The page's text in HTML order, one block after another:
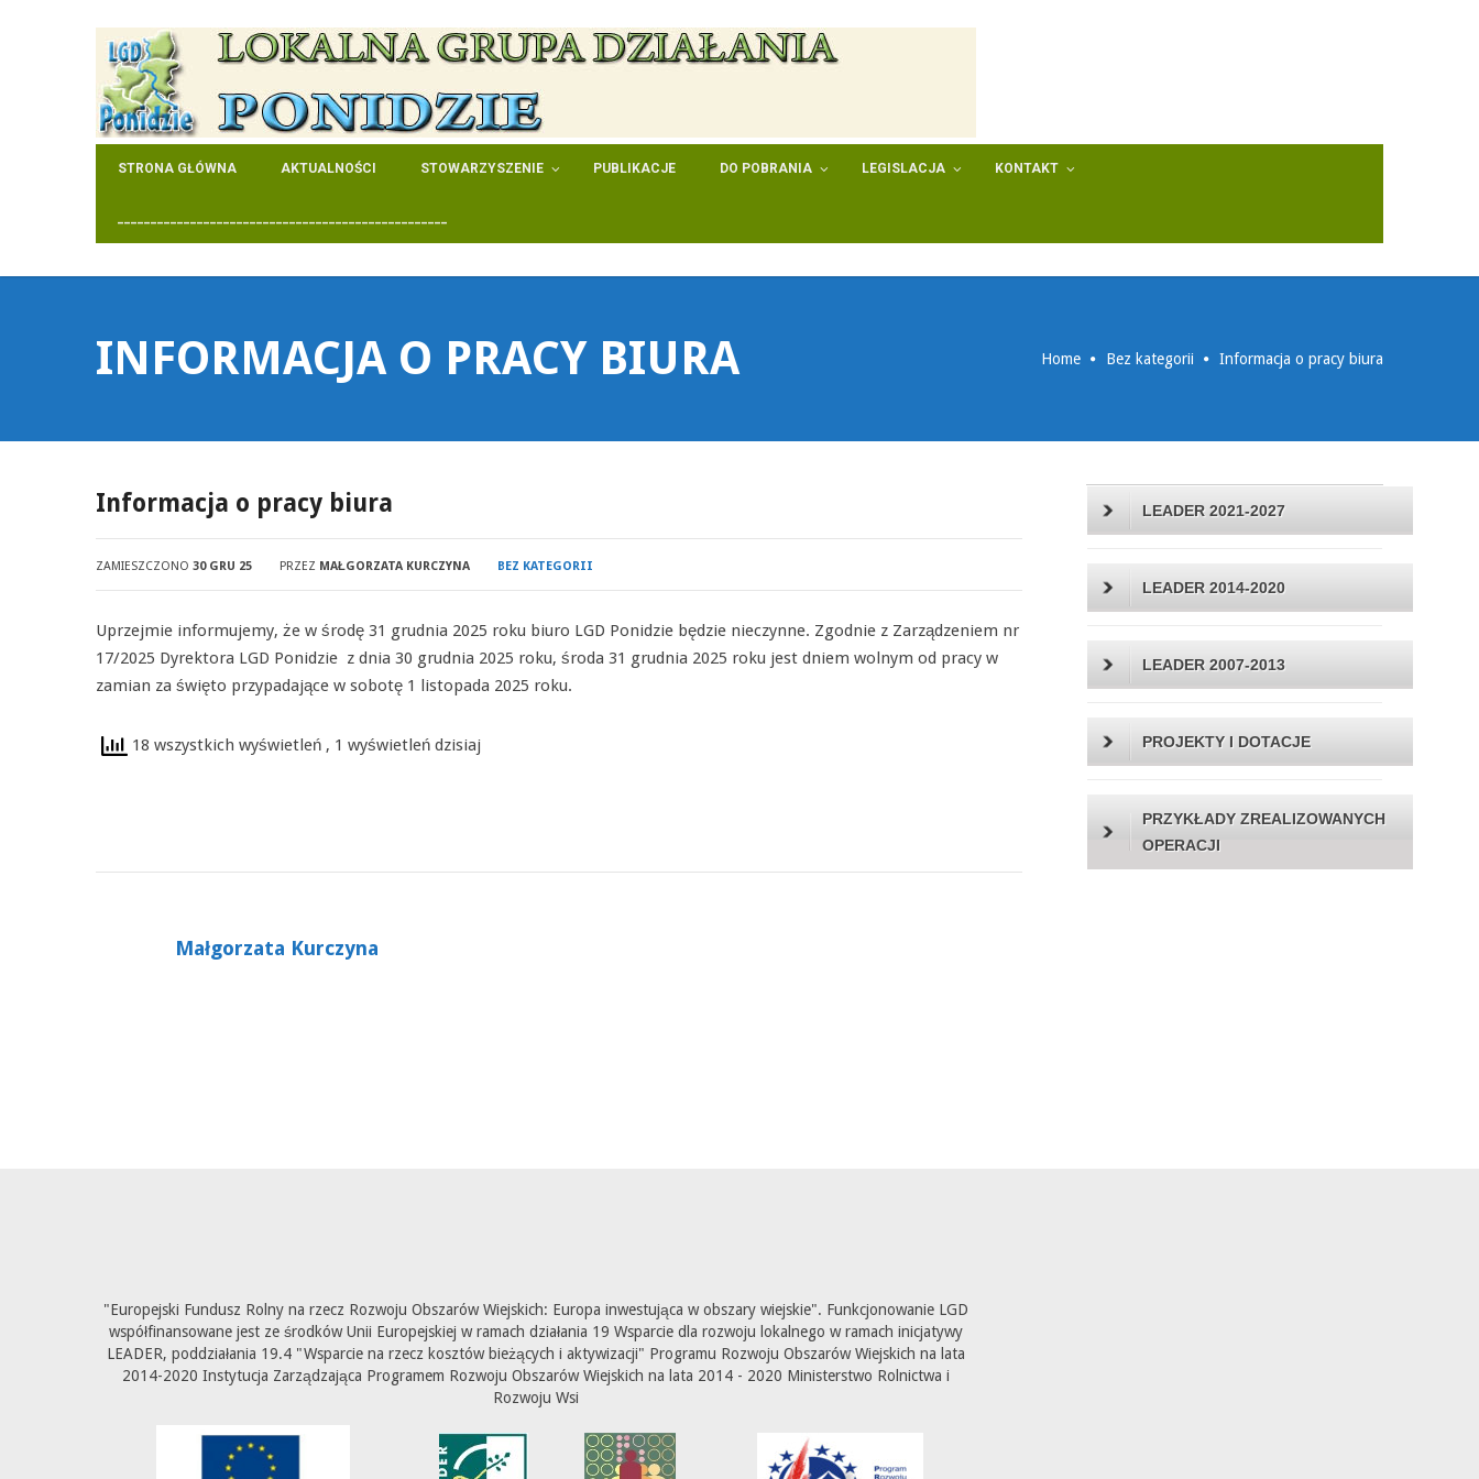
STRONA GŁÓWNA AKTUALNOŚCI STOWARZYSZENIE PUBLIKACJE DO POBRANIA LEGISLACJA KONTAKT
__________________________________________________
INFORMACJA O PRACY BIURA Home Bez kategorii Informacja o pracy biura
Informacja o pracy biura
ZAMIESZCZONO 30 GRU 25 PRZEZ MAŁGORZATA KURCZYNA BEZ KATEGORII
Uprzejmie informujemy, że w środę 31 grudnia 2025 roku biuro LGD Ponidzie będzie nieczynne. Zgodnie z Zarządzeniem nr
17/2025 Dyrektora LGD Ponidzie z dnia 30 grudnia 2025 roku, środa 31 grudnia 2025 roku jest dniem wolnym od pracy w
zamian za święto przypadające w sobotę 1 listopada 2025 roku.
18 wszystkich wyświetleń , 1 wyświetleń dzisiaj
Małgorzata Kurczyna
LEADER 2021-2027
LEADER 2014-2020
LEADER 2007-2013
PROJEKTY I DOTACJE
PRZYKŁADY ZREALIZOWANYCH
OPERACJI
"Europejski Fundusz Rolny na rzecz Rozwoju Obszarów Wiejskich: Europa inwestująca w obszary wiejskie". Funkcjonowanie LGD
współfinansowane jest ze środków Unii Europejskiej w ramach działania 19 Wsparcie dla rozwoju lokalnego w ramach inicjatywy
LEADER, poddziałania 19.4 "Wsparcie na rzecz kosztów bieżących i aktywizacji" Programu Rozwoju Obszarów Wiejskich na lata
2014-2020 Instytucja Zarządzająca Programem Rozwoju Obszarów Wiejskich na lata 2014 - 2020 Ministerstwo Rolnictwa i
Rozwoju Wsi